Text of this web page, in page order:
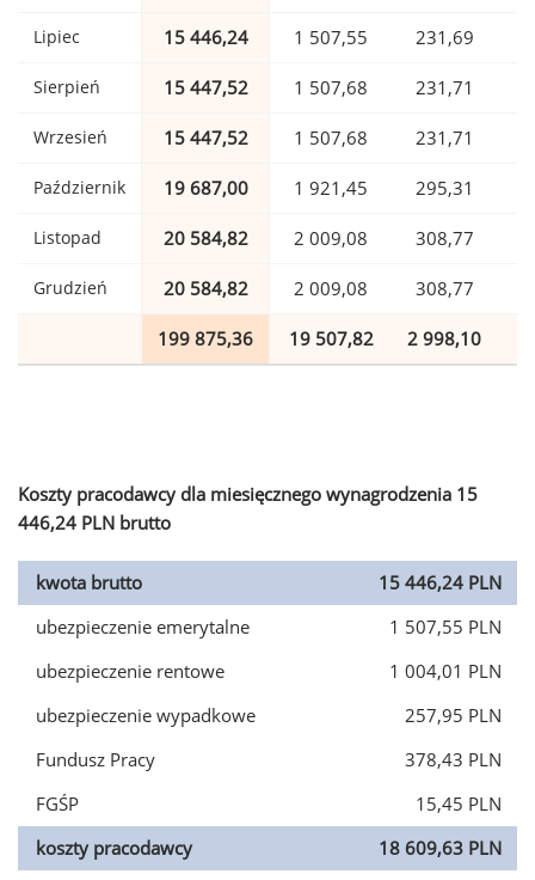
Lipiec 15 446,24 1 507,55 231,69
Sierpień 15 447,52 1 507,68 231,71
Wrzesień 15 447,52 1 507,68 231,71
Październik 19 687,00 1 921,45 295,31
Listopad 20 584,82 2 009,08 308,77
Grudzień 20 584,82 2 009,08 308,77
199 875,36 19 507,82 2 998,10
Koszty pracodawcy dla miesięcznego wynagrodzenia 15
446,24 PLN brutto
kwota brutto
15 446,24 PLN
ubezpieczenie emerytalne
1 507,55 PLN
ubezpieczenie rentowe
1 004,01 PLN
ubezpieczenie wypadkowe
257,95 PLN
Fundusz Pracy
378,43 PLN
FGŚP
15,45 PLN
koszty pracodawcy
18 609,63 PLN